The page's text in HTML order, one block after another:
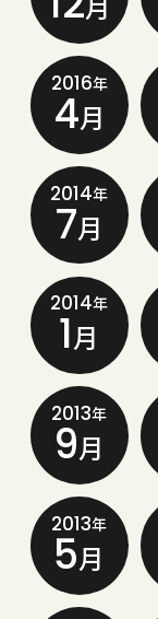
月
2016年
4月
2014年
7月
2014年
1月
2013年
9月
2013年
5月